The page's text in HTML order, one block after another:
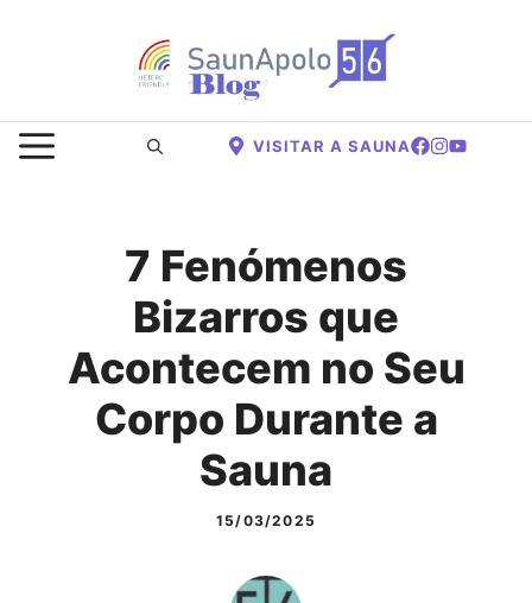
conteúdo
MENU VISITAR A SAUNA
7 Fenómenos
Bizarros que
Acontecem no Seu
Corpo Durante a
Sauna
15/03/2025